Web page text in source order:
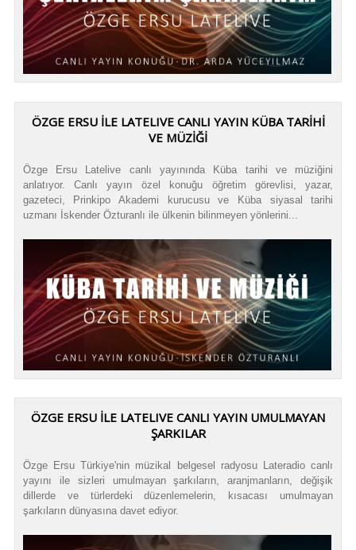
ÖZGE ERSU İLE LATELIVE CANLI YAYIN KÜBA TARİHİ
VE MÜZİĞİ
Özge Ersu Latelive canlı yayınında Küba tarihi ve müziğini
anlatıyor. Canlı yayın özel konuğu öğretim görevlisi, yazar,
gazeteci, Prinkipo Akademi kurucusu ve Küba siyasal tarihi
uzmanı İskender Özturanlı ile ülkenin bilinmeyen yönlerini...
ÖZGE ERSU İLE LATELIVE CANLI YAYIN UMULMAYAN
ŞARKILAR
Özge Ersu Türkiye'nin müzikal belgesel radyosu Lateradio canlı
yayını ile sizleri umulmayan şarkıların, aranjmanların, değişik
dillerde ve türlerdeki düzenlemelerin, kısacası umulmayan
şarkıların dünyasına davet ediyor.